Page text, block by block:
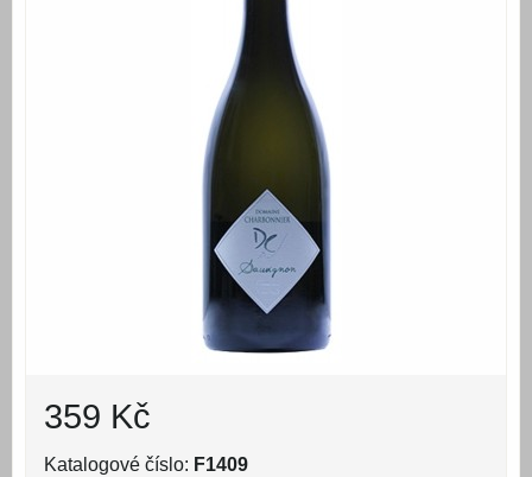
359 Kč
Katalogové číslo: F1409